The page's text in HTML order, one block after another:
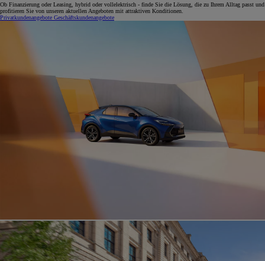
Ob Finanzierung oder Leasing, hybrid oder vollelektrisch - finde Sie die Lösung, die zu Ihrem Alltag passt und
profitieren Sie von unseren aktuellen Angeboten mit attraktiven Konditionen.
Privatkundenangebote Geschäftskundenangebote